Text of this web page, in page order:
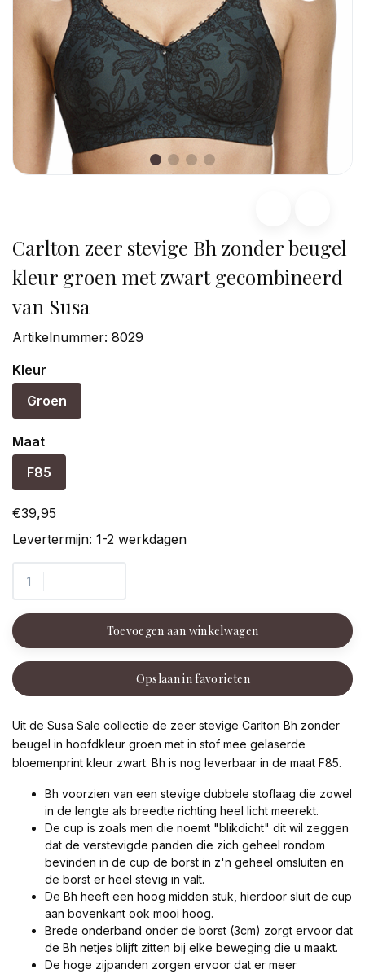
Carlton zeer stevige Bh zonder beugel
kleur groen met zwart gecombineerd
van Susa
Artikelnummer: 8029
Kleur
Groen
Maat
F85
€39,95
Levertermijn: 1-2 werkdagen
Toevoegen aan winkelwagen
Opslaan in favorieten
Uit de Susa Sale collectie de zeer stevige Carlton Bh zonder
beugel in hoofdkleur groen met in stof mee gelaserde
bloemenprint kleur zwart. Bh is nog leverbaar in de maat F85.
Bh voorzien van een stevige dubbele stoflaag die zowel
in de lengte als breedte richting heel licht meerekt.
De cup is zoals men die noemt "blikdicht" dit wil zeggen
dat de verstevigde panden die zich geheel rondom
bevinden in de cup de borst in z'n geheel omsluiten en
de borst er heel stevig in valt.
De Bh heeft een hoog midden stuk, hierdoor sluit de cup
aan bovenkant ook mooi hoog.
Brede onderband onder de borst (3cm) zorgt ervoor dat
de Bh netjes blijft zitten bij elke beweging die u maakt.
De hoge zijpanden zorgen ervoor dat er meer